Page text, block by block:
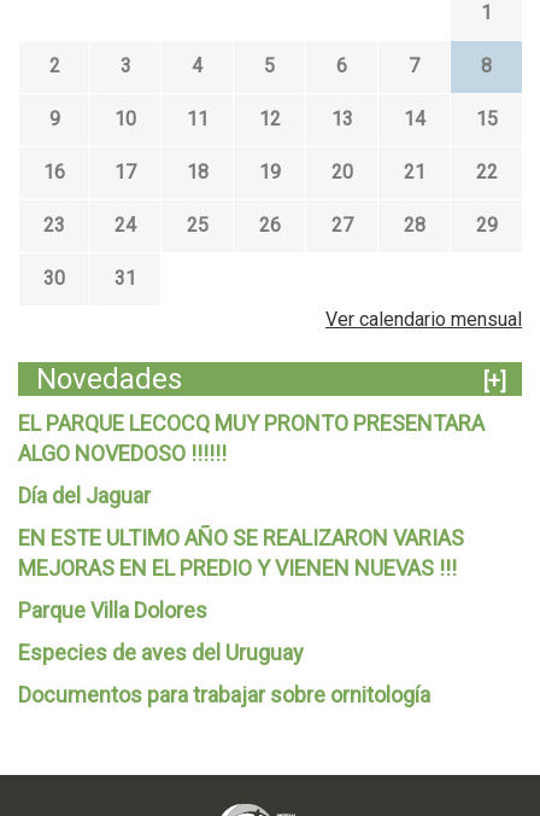
1
2 3 4 5 6 7 8
9 10 11 12 13 14 15
16 17 18 19 20 21 22
23 24 25 26 27 28 29
30
31
Ver calendario mensual
Novedades
[+]
EL PARQUE LECOCQ MUY PRONTO PRESENTARA
ALGO NOVEDOSO !!!!!!
Día del Jaguar
EN ESTE ULTIMO AÑO SE REALIZARON VARIAS
MEJORAS EN EL PREDIO Y VIENEN NUEVAS !!!
Parque Villa Dolores
Especies de aves del Uruguay
Documentos para trabajar sobre ornitología